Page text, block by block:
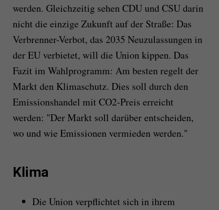
werden. Gleichzeitig sehen CDU und CSU darin
nicht die einzige Zukunft auf der Straße: Das
Verbrenner-Verbot, das 2035 Neuzulassungen in
der EU verbietet, will die Union kippen. Das
Fazit im Wahlprogramm: Am besten regelt der
Markt den Klimaschutz. Dies soll durch den
Emissionshandel mit CO2-Preis erreicht
werden: "Der Markt soll darüber entscheiden,
wo und wie Emissionen vermieden werden."
Klima
Die Union verpflichtet sich in ihrem